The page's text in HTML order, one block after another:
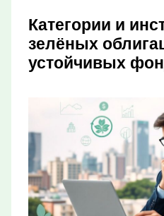
Категории и
зелёных
устойчивых